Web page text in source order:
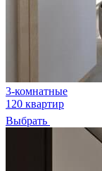
3-комнатные
120 квартир
Выбрать